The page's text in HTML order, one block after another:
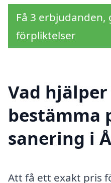
Få 3
förpliktelser
Vad
bestämma
sanering i
Att få ett exakt pris